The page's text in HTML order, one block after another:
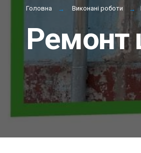
Головна Виконані роботи
Ремонт